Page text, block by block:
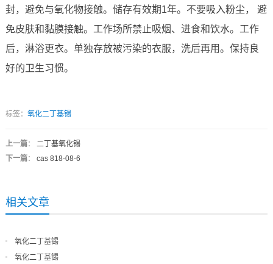
封，避免与氧化物接触。储存有效期1年。不要吸入粉尘， 避
免皮肤和黏膜接触。工作场所禁止吸烟、进食和饮水。工作
后，淋浴更衣。单独存放被污染的衣服，洗后再用。保持良
好的卫生习惯。
标签： 氧化二丁基锡
上一篇： 二丁基氧化锡
下一篇： cas 818-08-6
相关文章
氧化二丁基锡
氧化二丁基锡